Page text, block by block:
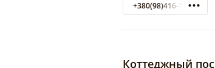
+380(98)416-19-08
Коттеджный